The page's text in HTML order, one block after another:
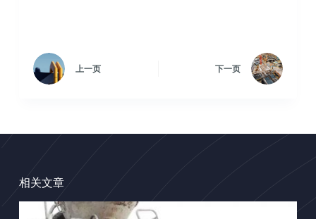
上一页 下一页
相关文章